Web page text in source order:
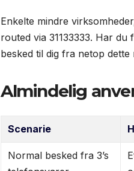
Enkelte mindre
routed via 31133333. Har
besked til dig fra netop dette
Almindelig
Scenarie
Normal besked fra 3’s